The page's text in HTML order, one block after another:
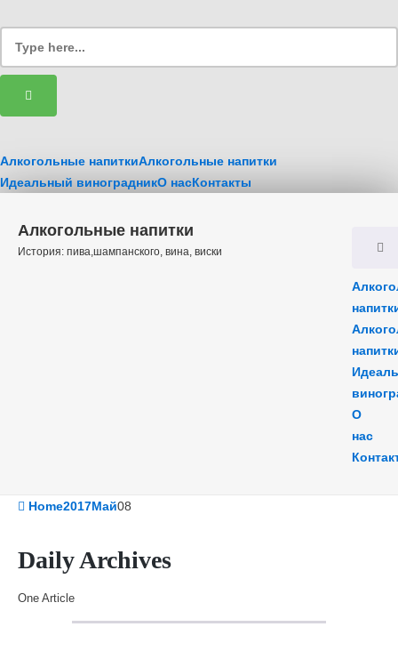
Алкогольные напиткиАлкогольные напитки
Идеальный виноградникО насКонтакты
Алкогольные напитки
История: пива,шампанского, вина, виски
О
нас
Home2017Май08
Daily Archives
One Article